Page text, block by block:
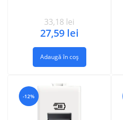
33,18 lei
27,59 lei
Adaugă în coș
-12%